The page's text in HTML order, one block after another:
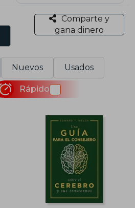
Comparte y
gana dinero
Nuevos Usados
Rápido